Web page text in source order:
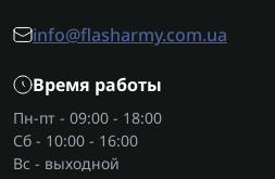
учитывать:
объем;
плотность силикона;
тип ручки;
назначение.
info@flasharmy.com.ua
Время работы
Пн-пт - 09:00 - 18:00
Сб - 10:00 - 16:00
Вс - выходной